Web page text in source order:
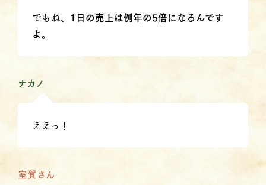
でもね、
1日の売上は例年の5倍になるんです
よ。
ナカノ
ええっ！
室賀さん